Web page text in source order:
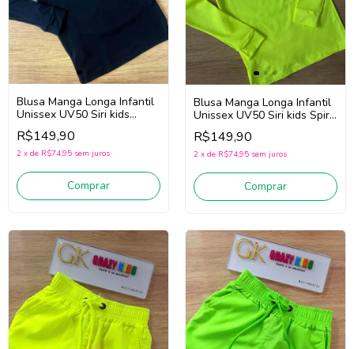
Blusa Manga Longa Infantil
Unissex UV50 Siri kids
40250 (Preto)
R$149,90
2 x de R$74,95 sem juros
Comprar
Blusa Manga Longa Infantil
Unissex UV50 Siri kids Spirit
40250 (Verde Neon)
R$149,90
2 x de R$74,95 sem juros
Comprar